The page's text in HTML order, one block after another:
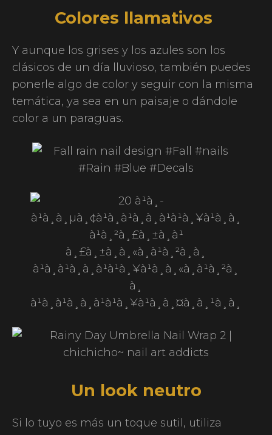
Colores llamativos
Y aunque los grises y los azules son los
clásicos de un día lluvioso, también puedes
ponerle algo de color y seguir con la misma
temática, ya sea en un paisaje o dándole
color a un paraguas.
Un look neutro
Si lo tuyo es más un toque sutil, utiliza